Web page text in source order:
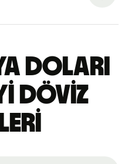
doları
döviz